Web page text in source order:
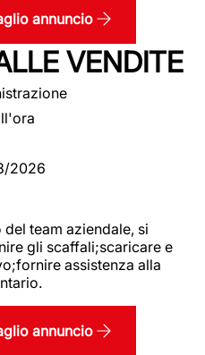
annuncio
VENDITE
2026
team aziendale, si
gli scaffali;scaricare e
assistenza alla
annuncio